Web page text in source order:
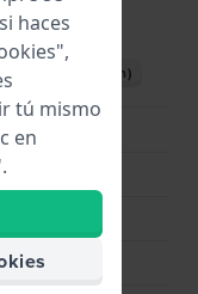
especificaciones
manual (English)
haces
tú mismo
en